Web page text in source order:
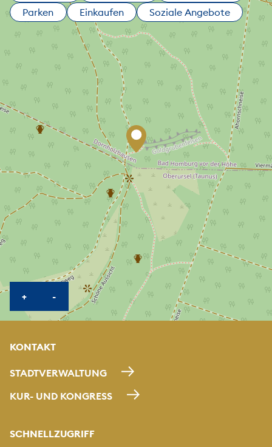
Parken
Einkaufen Soziale Angebote
+KARTE HEREINZOOMEN
-KARTE HERAUSZOOMEN
KONTAKT
STADTVERWALTUNG
KUR- UND KONGRESS
SCHNELLZUGRIFF